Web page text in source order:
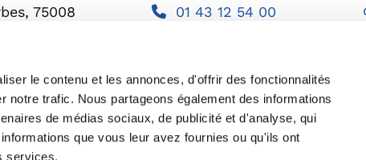
le contenu et les annonces, d'offrir des fonctionnalités
notre trafic. Nous partageons également des informations
de médias sociaux, de publicité et d'analyse, qui
que vous leur avez fournies ou qu'ils ont
services.
75008
01 43 12 54 00